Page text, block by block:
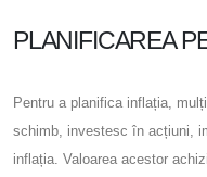
PLANIFICAREA
Pentru a planifica inflația,
schimb, investesc în acțiuni,
inflația. Valoarea acestor